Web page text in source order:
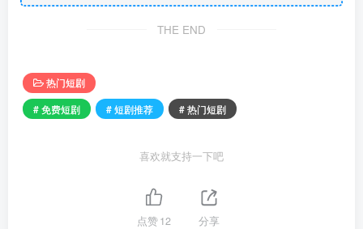
THE END
热门短剧
# 免费短剧
# 短剧推荐 # 热门短剧
喜欢就支持一下吧
点赞12 分享